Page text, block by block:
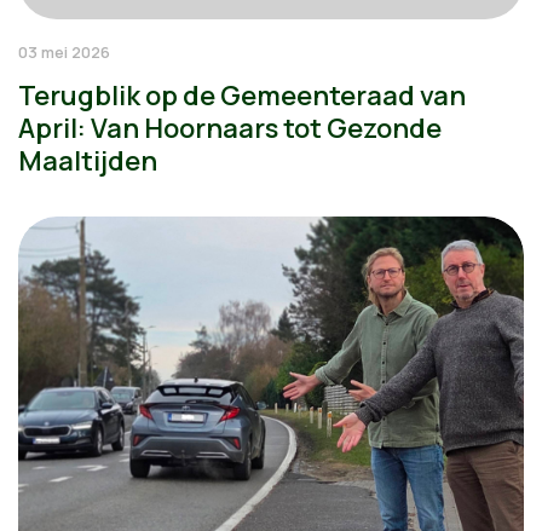
03 mei 2026
Terugblik op de Gemeenteraad van
April: Van Hoornaars tot Gezonde
Maaltijden